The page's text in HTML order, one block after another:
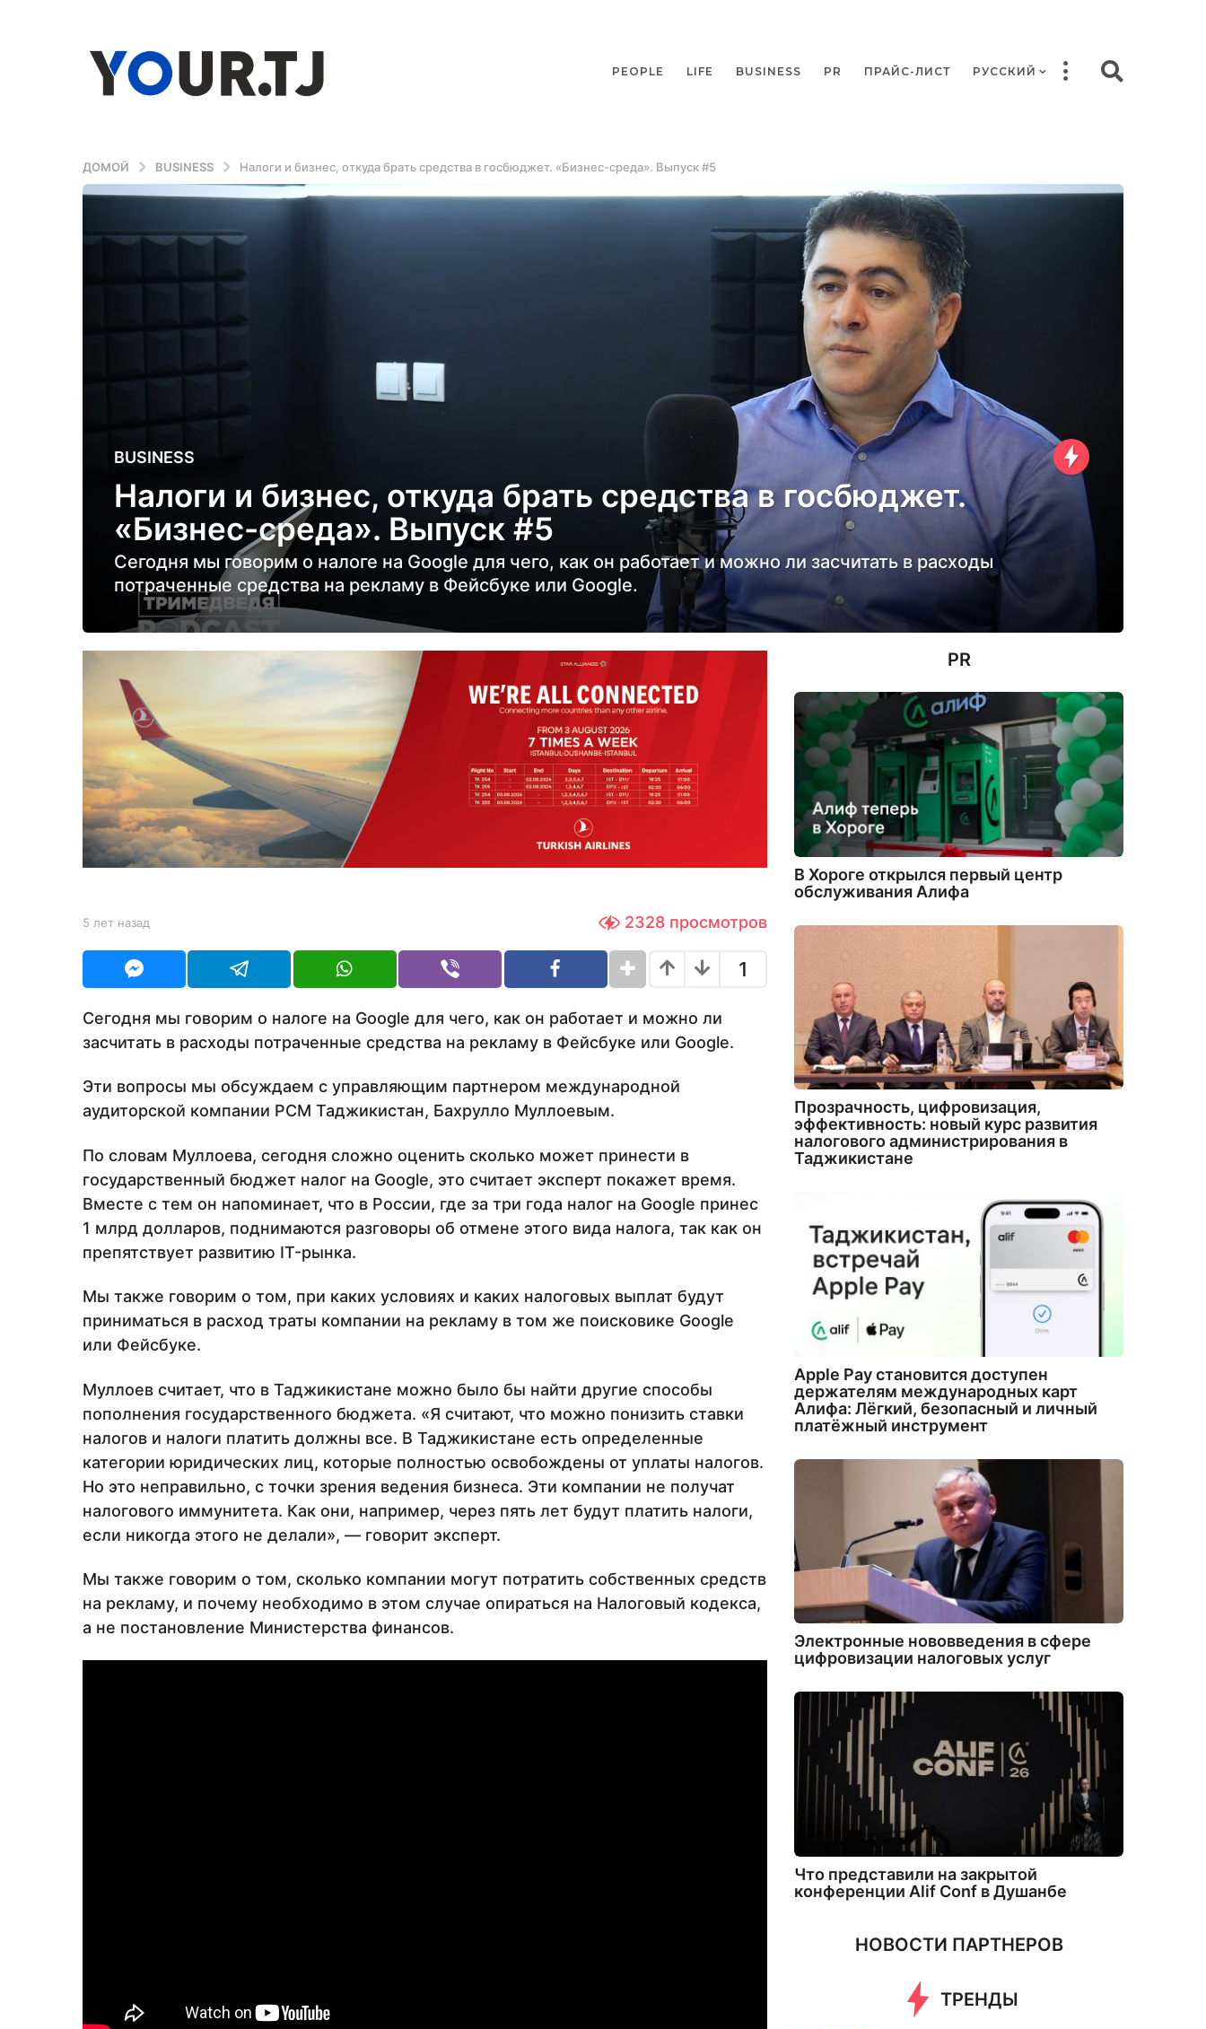
PEOPLE LIFE BUSINESS PR ПРАЙС-ЛИСТ РУССКИЙ
ДОМОЙ BUSINESS Налоги и бизнес, откуда брать средства в госбюджет. «Бизнес-среда». Выпуск #5
5
е
т
а
з
л
е
н
а
з
а
д
BUSINESS
Налоги и бизнес, откуда брать средства в госбюджет.
«Бизнес-среда». Выпуск #5
Сегодня мы говорим о налоге на Google для чего, как он работает и можно ли засчитать в расходы
потраченные средства на рекламу в Фейсбуке или Google.
b
Y
U
R
5 лет назад
н
а
2328 просмотров
1
Сегодня мы говорим о налоге на Google для чего, как он работает и можно ли
засчитать в расходы потраченные средства на рекламу в Фейсбуке или Google.
Эти вопросы мы обсуждаем с управляющим партнером международной
аудиторской компании РСМ Таджикистан, Бахрулло Муллоевым.
По словам Муллоева, сегодня сложно оценить сколько может принести в
государственный бюджет налог на Google, это считает эксперт покажет время.
Вместе с тем он напоминает, что в России, где за три года налог на Google принес
1 млрд долларов, поднимаются разговоры об отмене этого вида налога, так как он
препятствует развитию IT-рынка.
Мы также говорим о том, при каких условиях и каких налоговых выплат будут
приниматься в расход траты компании на рекламу в том же поисковике Google
или Фейсбуке.
Муллоев считает, что в Таджикистане можно было бы найти другие способы
пополнения государственного бюджета. «Я считают, что можно понизить ставки
налогов и налоги платить должны все. В Таджикистане есть определенные
категории юридических лиц, которые полностью освобождены от уплаты налогов.
Но это неправильно, с точки зрения ведения бизнеса. Эти компании не получат
налогового иммунитета. Как они, например, через пять лет будут платить налоги,
если никогда этого не делали», — говорит эксперт.
Мы также говорим о том, сколько компании могут потратить собственных средств
на рекламу, и почему необходимо в этом случае опираться на Налоговый кодекса,
а не постановление Министерства финансов.
PR
В Хороге открылся первый центр
обслуживания Алифа
Прозрачность, цифровизация,
эффективность: новый курс развития
налогового администрирования в
Таджикистане
Apple Pay становится доступен
держателям международных карт
Алифа: Лёгкий, безопасный и личный
платёжный инструмент
Электронные нововведения в сфере
цифровизации налоговых услуг
Что представили на закрытой
конференции Alif Conf в Душанбе
НОВОСТИ ПАРТНЕРОВ
ТРЕНДЫ